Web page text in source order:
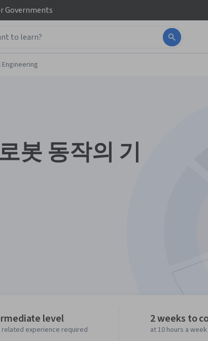
Governments
Engineering
봇 동작의 기
level
related experience required
2 weeks to
at 10 hours a week